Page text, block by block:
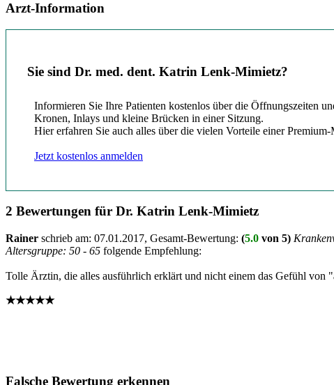
Arzt-Information
Sie sind Dr. med. dent. Katrin Lenk-Mimietz?
Informieren Sie Ihre Patienten kostenlos über die Öffnungszeiten
Kronen, Inlays und kleine Brücken in einer Sitzung.
Hier erfahren Sie auch alles über die vielen Vorteile einer
Jetzt kostenlos anmelden
2 Bewertungen für Dr. Katrin Lenk-Mimietz
Rainer schrieb am: 07.01.2017, Gesamt-Bewertung: (5.0 von 5)
Altersgruppe: 50 - 65 folgende Empfehlung:
Tolle Ärztin, die alles ausführlich erklärt und nicht einem das Gefühl von
★★★★★
Falsche Bewertung erkennen